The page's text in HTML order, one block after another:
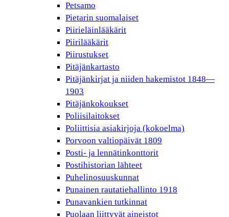
Petsamo
Pietarin suomalaiset
Piirieläinlääkärit
Piirilääkärit
Piirustukset
Pitäjänkartasto
Pitäjänkirjat ja niiden hakemistot 1848—
1903
Pitäjänkokoukset
Poliisilaitokset
Poliittisia asiakirjoja (kokoelma)
Porvoon valtiopäivät 1809
Posti- ja lennätinkonttorit
Postihistorian lähteet
Puhelinosuuskunnat
Punainen rautatiehallinto 1918
Punavankien tutkinnat
Puolaan liittyvät aineistot